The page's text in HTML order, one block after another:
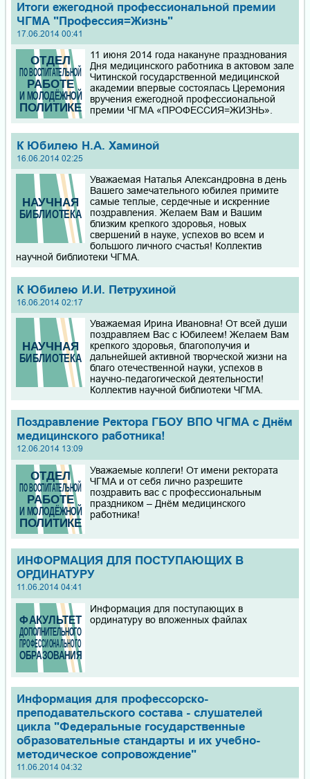
Итоги ежегодной профессиональной премии
ЧГМА "Профессия=Жизнь"
17.06.2014 00:41
11 июня 2014 года накануне празднования
Дня медицинского работника в актовом зале
Читинской государственной медицинской
академии впервые состоялась Церемония
вручения ежегодной профессиональной
премии ЧГМА «ПРОФЕССИЯ=ЖИЗНЬ».
К Юбилею Н.А. Хаминой
16.06.2014 02:25
Уважаемая Наталья Александровна в день
Вашего замечательного юбилея примите
самые теплые, сердечные и искренние
поздравления. Желаем Вам и Вашим
близким крепкого здоровья, новых
свершений в науке, успехов во всем и
большого личного счастья! Коллектив
научной библиотеки ЧГМА.
К Юбилею И.И. Петрухиной
16.06.2014 02:17
Уважаемая Ирина Ивановна! От всей души
поздравляем Вас с Юбилеем! Желаем Вам
крепкого здоровья, благополучия и
дальнейшей активной творческой жизни на
благо отечественной науки, успехов в
научно-педагогической деятельности!
Коллектив научной библиотеки ЧГМА.
Поздравление Ректора ГБОУ ВПО ЧГМА с Днём
медицинского работника!
12.06.2014 13:09
Уважаемые коллеги! От имени ректората
ЧГМА и от себя лично разрешите
поздравить вас с профессиональным
праздником – Днём медицинского
работника!
ИНФОРМАЦИЯ ДЛЯ ПОСТУПАЮЩИХ В
ОРДИНАТУРУ
11.06.2014 04:41
Информация для поступающих в
ординатуру во вложенных файлах
Информация для профессорско-
преподавательского состава - слушателей
цикла "Федеральные государственные
образовательные стандарты и их учебно-
методическое сопровождение"
11.06.2014 04:32